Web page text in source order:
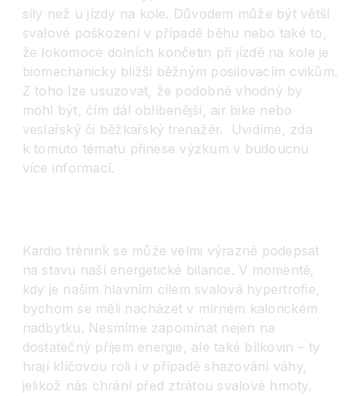
síly než u jízdy na kole. Důvodem může být větší
svalové poškození v případě běhu nebo také to,
že lokomoce dolních končetin při jízdě na kole je
biomechanicky bližší běžným posilovacím cvikům.
Z toho lze usuzovat, že podobně vhodný by
mohl být, čím dál oblíbenější, air bike nebo
veslařský či běžkařský trenažér.
Uvidíme, zda
k tomuto tématu přinese výzkum v budoucnu
více informací.
Kardio trénink se může velmi výrazně podepsat
na stavu naší energetické bilance. V momentě,
kdy je našim hlavním cílem svalová hypertrofie,
bychom se měli nacházet v mírném kalorickém
nadbytku. Nesmíme zapomínat nejen na
dostatečný příjem energie, ale také bílkovin – ty
hrají klíčovou roli i v případě shazování váhy,
jelikož nás chrání před ztrátou svalové hmoty.